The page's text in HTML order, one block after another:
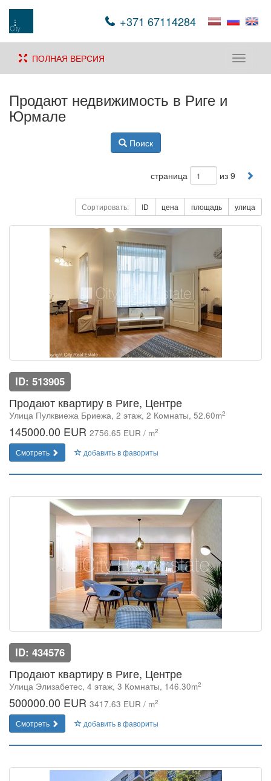
+371 67114284
Toggle
ПОЛНАЯ ВЕРСИЯ
Продают недвижимость в Риге и
Юрмале
Поиск
страница из 9
Сортировать: ID цена площадь улица
ID: 513905
Продают квартиру в Риге, Центре
Улица Пулквиежа Бриежа, 2 этаж, 2 Комнаты, 52.60m2
145000.00 EUR 2756.65 EUR / m2
Смотреть добавить в фавориты
ID: 434576
Продают квартиру в Риге, Центре
Улица Элизабетес, 4 этаж, 3 Комнаты, 146.30m2
500000.00 EUR 3417.63 EUR / m2
Смотреть добавить в фавориты